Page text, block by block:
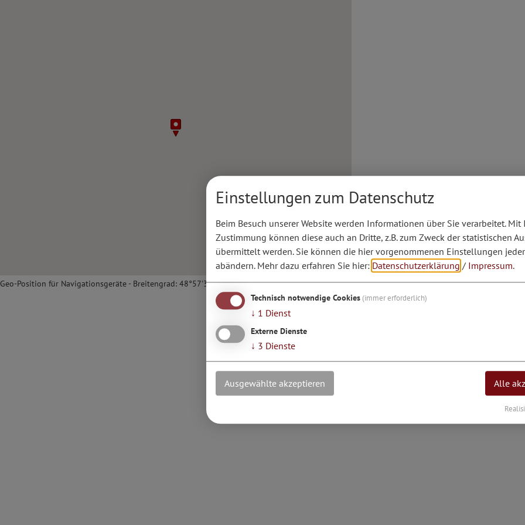
Geo-Position für Navigationsgeräte - Breitengrad: 48°57'34.42''N / Längengrad: 11°20'14.89''E
Einstellungen zum Datenschutz
Beim Besuch unserer Website werden Informationen über Sie verarbeitet. Mit
Zustimmung können diese auch an Dritte, z.B. zum Zweck der statistischen
übermittelt werden. Sie können die hier vorgenommenen Einstellungen
abändern. Mehr dazu erfahren Sie hier: Datenschutzerklärung / Impressum.
Technisch notwendige Cookies (immer erforderlich)
↓ 1 Dienst
Externe Dienste
↓ 3 Dienste
Ausgewählte akzeptieren Alle